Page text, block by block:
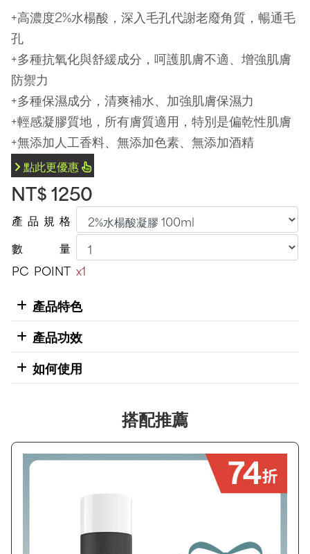
+高濃度2%水楊酸，深入毛孔代謝老廢角質，暢通毛
孔
+多種抗氧化與舒緩成分，呵護肌膚不適、增強肌膚
防禦力
+多種保濕成分，清爽補水、加強肌膚保濕力
+輕感凝膠質地，所有膚質適用，特別是偏乾性肌膚
+無添加人工香料、無添加色素、無添加酒精
點此更優惠
NT$ 1250
產 品 規 格
數
量
PC POINT x1
產品特色
產品功效
如何使用
搭配推薦